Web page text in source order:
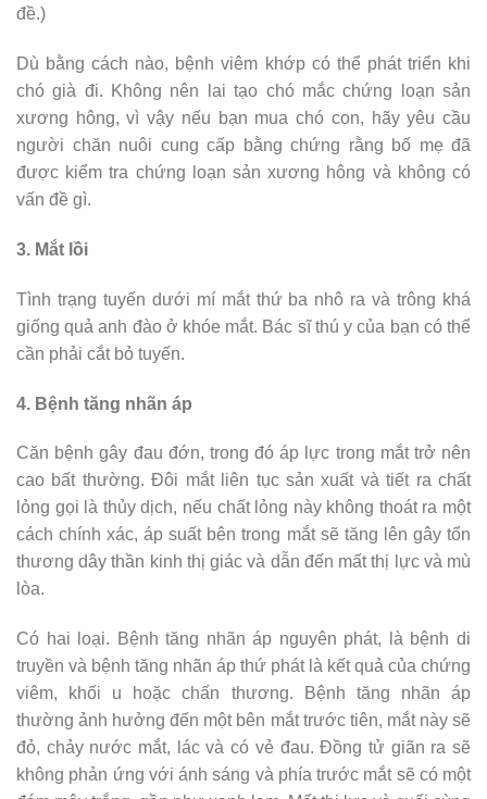
đề.)
Dù bằng cách nào, bệnh viêm khớp có thể phát triển khi
chó già đi. Không nên lai tạo chó mắc chứng loạn sản
xương hông, vì vậy nếu bạn mua chó con, hãy yêu cầu
người chăn nuôi cung cấp bằng chứng rằng bố mẹ đã
được kiểm tra chứng loạn sản xương hông và không có
vấn đề gì.
3. Mắt lồi
Tình trạng tuyến dưới mí mắt thứ ba nhô ra và trông khá
giống quả anh đào ở khóe mắt. Bác sĩ thú y của bạn có thể
cần phải cắt bỏ tuyến.
4. Bệnh tăng nhãn áp
Căn bệnh gây đau đớn, trong đó áp lực trong mắt trở nên
cao bất thường. Đôi mắt liên tục sản xuất và tiết ra chất
lỏng gọi là thủy dịch, nếu chất lỏng này không thoát ra một
cách chính xác, áp suất bên trong mắt sẽ tăng lên gây tổn
thương dây thần kinh thị giác và dẫn đến mất thị lực và mù
lòa.
Có hai loại. Bệnh tăng nhãn áp nguyên phát, là bệnh di
truyền và bệnh tăng nhãn áp thứ phát là kết quả của chứng
viêm, khối u hoặc chấn thương. Bệnh tăng nhãn áp
thường ảnh hưởng đến một bên mắt trước tiên, mắt này sẽ
đỏ, chảy nước mắt, lác và có vẻ đau. Đồng tử giãn ra sẽ
không phản ứng với ánh sáng và phía trước mắt sẽ có một